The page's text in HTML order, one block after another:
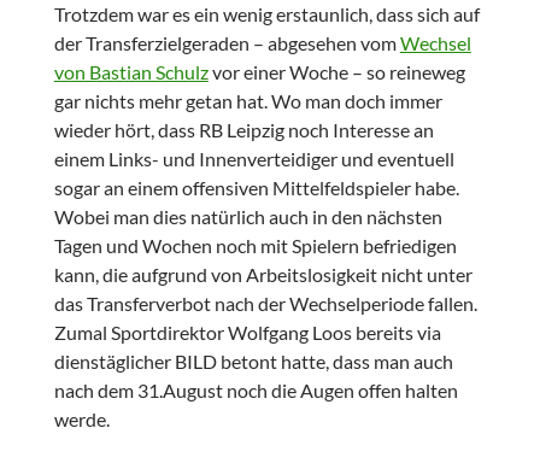
Trotzdem war es ein wenig erstaunlich, dass sich auf
der Transferzielgeraden – abgesehen vomWechsel
von Bastian Schulzvor einer Woche – so reineweg
gar nichts mehr getan hat. Wo man doch immer
wieder hört, dass RB Leipzig noch Interesse an
einem Links- und Innenverteidiger und eventuell
sogar an einem offensiven Mittelfeldspieler habe.
Wobei man dies natürlich auch in den nächsten
Tagen und Wochen noch mit Spielern befriedigen
kann, die aufgrund von Arbeitslosigkeit nicht unter
das Transferverbot nach der Wechselperiode fallen.
Zumal Sportdirektor Wolfgang Loos bereits via
dienstäglicher BILD betont hatte, dass man auch
nach dem 31.August noch die Augen offen halten
werde.